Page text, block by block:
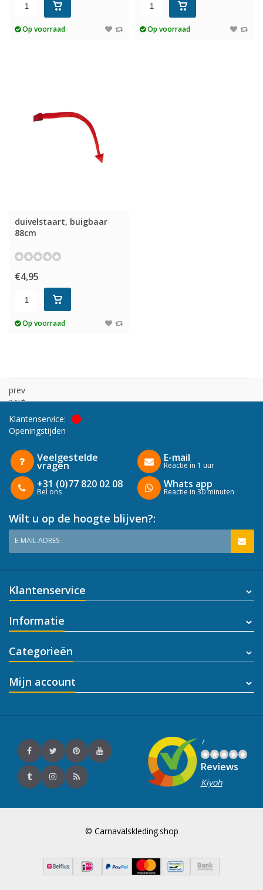
Op voorraad Op voorraad
duivelstaart, buigbaar
88cm
€4,95
Op voorraad
prev
next
Klantenservice:
Openingstijden
Veelgestelde
vragen
+31 (0)77 820 02 08
Bel ons
E-mail
Reactie in 1 uur
Whats app
Reactie in 30 minuten
Wilt u op de hoogte blijven?:
E-MAIL ADRES
Klantenservice
Informatie
Categorieën
Mijn account
/
Reviews
Kiyoh
© Carnavalskleding.shop